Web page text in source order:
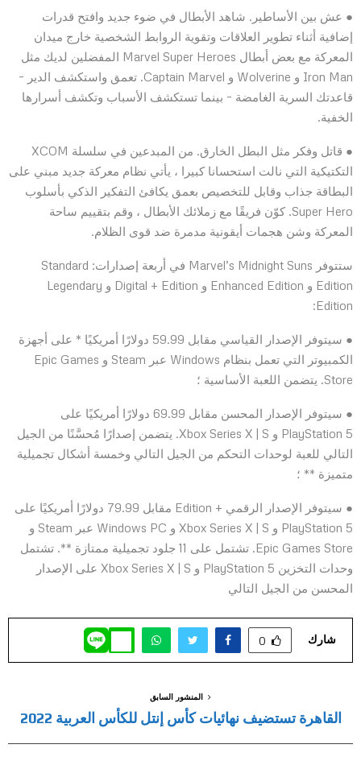
● عش بين الأساطير. شاهد الأبطال في ضوء جديد وافتح قدرات
إضافية أثناء تطوير العلاقات وتقوية الروابط الشخصية خارج ميدان
المعركة مع بعض أبطال Marvel Super Heroes المفضلين لديك مثل
Iron Man و Wolverine و Captain Marvel. تعمق واستكشف الدير –
قاعدتك السرية الغامضة – بينما تستكشف الأسباب وتكشف أسرارها
الخفية.
● قاتل وفكر مثل البطل الخارق. من المبدعين في سلسلة XCOM
التكتيكية التي نالت استحسانا كبيرا ، يأتي نظام معركة جديد مبني على
البطاقة جذاب وقابل للتخصيص بعمق يكافئ التفكير الذكي بأسلوب
Super Hero. كوّن فريقًا مع زملائك الأبطال ، وقم بتقييم ساحة
المعركة وشن هجمات أيقونية مدمرة ضد قوى الظلام.
ستتوفر Marvel’s Midnight Suns في أربعة إصدارات: Standard
Edition و Enhanced Edition و Digital + Edition و Legendary
Edition:
● سيتوفر الإصدار القياسي مقابل 59.99 دولارًا أمريكيًا * على أجهزة
الكمبيوتر التي تعمل بنظام Windows عبر Steam و Epic Games
Store. يتضمن اللعبة الأساسية ؛
● سيتوفر الإصدار المحسن مقابل 69.99 دولارًا أمريكيًا على
PlayStation 5 و Xbox Series X | S. يتضمن إصدارًا مُحسَّنًا من الجيل
التالي للعبة لوحدات التحكم من الجيل التالي وخمسة أشكال تجميلية
متميزة ** ؛
● سيتوفر الإصدار الرقمي + Edition مقابل 79.99 دولارًا أمريكيًا على
PlayStation 5 و Xbox Series X | S و Windows PC عبر Steam و
Epic Games Store. تشتمل على 11 جلود تجميلية ممتازة **. تشتمل
وحدات التخزين PlayStation 5 و Xbox Series X | S على الإصدار
المحسن من الجيل التالي
شارك 0
المنشور السابق
القاهرة تستضيف نهائيات كأس إنتل للكأس العربية 2022